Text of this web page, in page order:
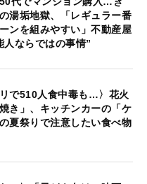
湯垢地獄、「レギュラー番
ンを組みやすい」不動産屋
人ならではの事情”
リで510人食中毒も…〉花火
き」、キッチンカーの「ケ
夏祭りで注意したい食べ物